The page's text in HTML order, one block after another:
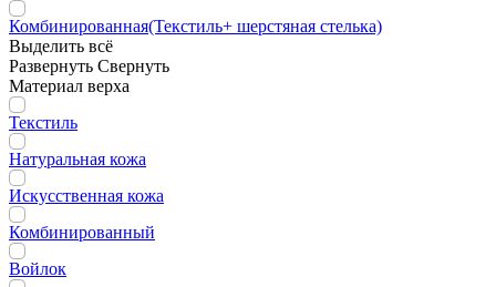
Комбинированная(Текстиль+ шерстяная стелька)
Выделить всё
Развернуть Свернуть
Материал верха
Текстиль
Натуральная кожа
Искусственная кожа
Комбинированный
Войлок